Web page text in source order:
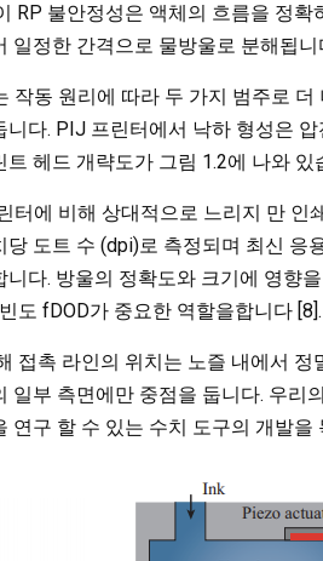
RP 불안정성은 액체의 흐름을 정
일정한 간격으로 물방울로 분해됩니
작동 원리에 따라 두 가지 범주로
니다. PIJ 프린터에서 낙하 형성은
헤드 개략도가 그림 1.2에 나와 있
터에 비해 상대적으로 느리지 만 인
당 도트 수 (dpi)로 측정되며 최신 응
다. 방울의 정확도와 크기에 영향
도 fDOD가 중요한 역할을합니다 [8].
접촉 라인의 위치는 노즐 내에서
일부 측면에만 중점을 둡니다. 우리
연구 할 수 있는 수치 도구의 개발을